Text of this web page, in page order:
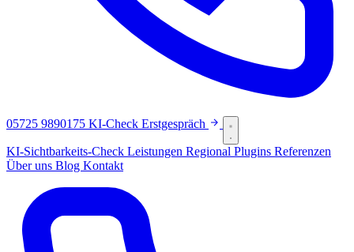
05725 9890175 KI-Check Erstgespräch
KI-Sichtbarkeits-Check Leistungen Regional Plugins Referenzen
Über uns Blog Kontakt